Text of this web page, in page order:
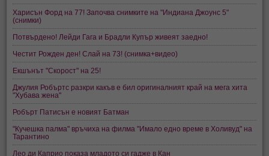
Харисън Форд на 77! Започва снимките на "Индиана Джоунс 5"
(снимки)
Потвърдено! Лейди Гага и Брадли Купър живеят заедно!
Честит Рожден ден! Слай на 73! (снимка+видео)
Екшънът "Скорост" на 25!
Джулия Робъртс разкри какъв е бил оригиналният край на мега хита
"Хубава жена"
Робърт Патисън е новият Батман
"Кучешка палма" връчиха на филма "Имало едно време в Холивуд" на
Тарантино
Лео ди Каприо показа младото си гадже в Кан